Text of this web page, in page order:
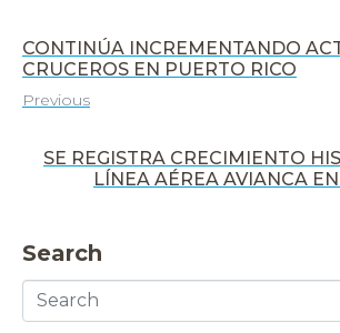
CONTINÚA INCREMENTANDO
CRUCEROS EN PUERTO RICO
Previous
SE REGISTRA CRECIMIENTO
LÍNEA AÉREA AVIANCA
Search